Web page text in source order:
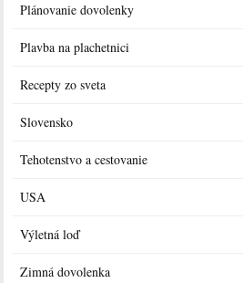
Plánovanie dovolenky
Plavba na plachetnici
Recepty zo sveta
Slovensko
Tehotenstvo a cestovanie
USA
Výletná loď
Zimná dovolenka